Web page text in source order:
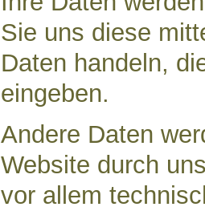
Sie uns diese
Daten handeln,
eingeben.
Andere Daten
Website durch
vor allem